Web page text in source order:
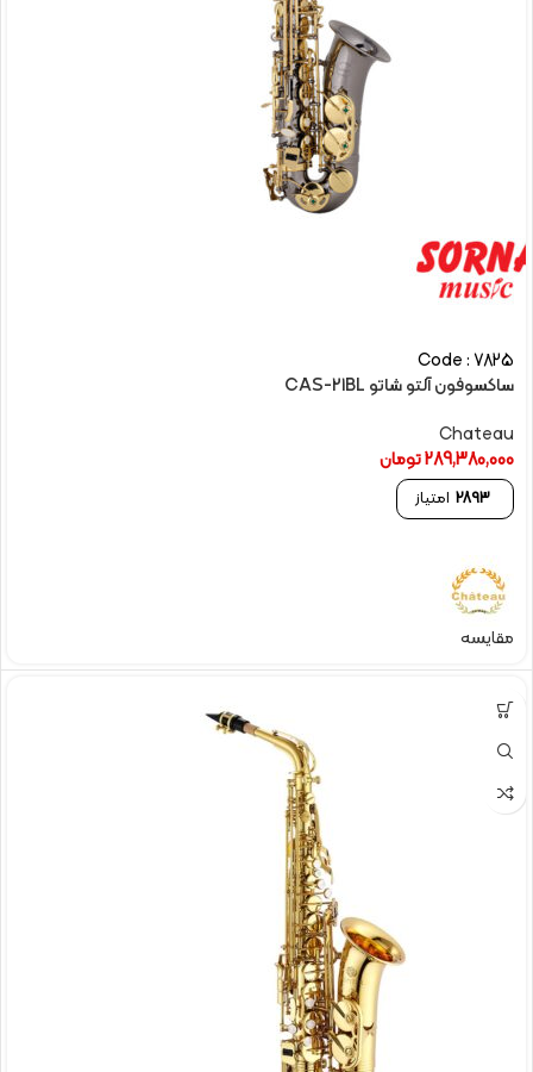
Code : 7825
ساکسوفون آلتو شاتو CAS-21BL
Chateau
289,380,000تومان
2893 امتیاز
مقایسه